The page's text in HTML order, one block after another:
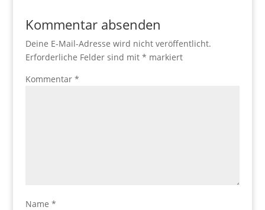
Kommentar absenden
Deine E-Mail-Adresse wird nicht veröffentlicht.
Erforderliche Felder sind mit * markiert
Kommentar *
Name *